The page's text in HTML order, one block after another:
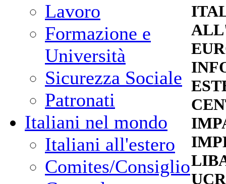
Lavoro
Formazione e
Università
Sicurezza Sociale
Patronati
Italiani nel mondo
Italiani all'estero
Comites/Consiglio